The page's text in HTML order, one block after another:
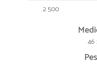
2 500
46